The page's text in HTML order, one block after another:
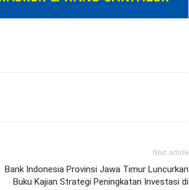
Next article
Bank Indonesia Provinsi Jawa Timur Luncurkan
Buku Kajian Strategi Peningkatan Investasi di